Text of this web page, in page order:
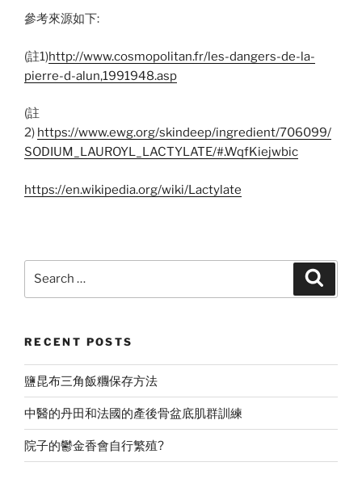
參考來源如下:
(註1)http://www.cosmopolitan.fr/les-dangers-de-la-
pierre-d-alun,1991948.asp
(註
2) https://www.ewg.org/skindeep/ingredient/706099/
SODIUM_LAUROYL_LACTYLATE/#.WqfKiejwbic
https://en.wikipedia.org/wiki/Lactylate
RECENT POSTS
鹽昆布三角飯糰保存方法
中醫的丹田和法國的產後骨盆底肌群訓練
院子的鬱金香會自行繁殖?